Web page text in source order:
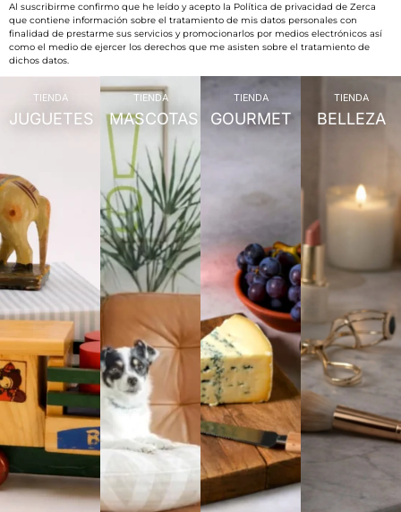
Al suscribirme confirmo que he leído y acepto la Política de privacidad de Zerca
que contiene información sobre el tratamiento de mis datos personales con
finalidad de prestarme sus servicios y promocionarlos por medios electrónicos así
como el medio de ejercer los derechos que me asisten sobre el tratamiento de
dichos datos.
TIENDA
JUGUETES
TIENDA
MASCOTAS
TIENDA
GOURMET
TIENDA
BELLEZA